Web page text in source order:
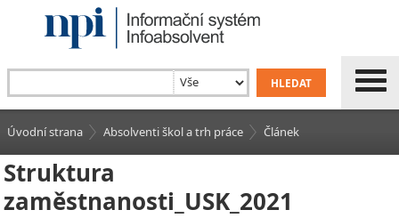
Úvodní strana Absolventi škol a trh práce Článek
Struktura
zaměstnanosti_USK_2021